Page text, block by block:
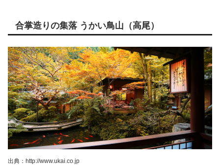
合掌造りの集落 うかい鳥山（高尾）
出典：http://www.ukai.co.jp